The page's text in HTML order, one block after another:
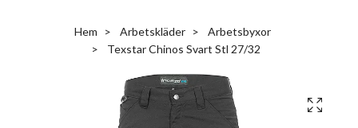
Hem Arbetskläder
Arbetsbyxor
Texstar Chinos Svart Stl 27/32